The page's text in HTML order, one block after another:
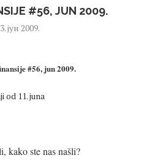
#56, JUN 2009.
јун 2009.
#56, jun 2009.
od 11. juna
kako ste nas našli?